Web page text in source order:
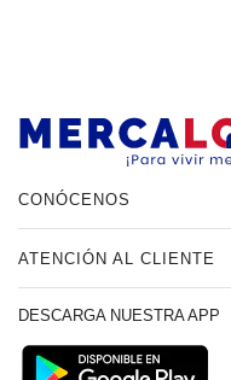
CONÓCENOS
ATENCIÓN AL CLIENTE
DESCARGA NUESTRA APP